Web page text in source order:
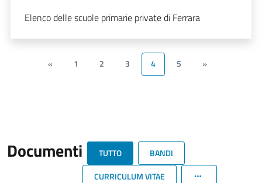
Elenco delle scuole primarie private di Ferrara
« 1 2 3 4 5 »
Documenti TUTTO
BANDI
CURRICULUM VITAE